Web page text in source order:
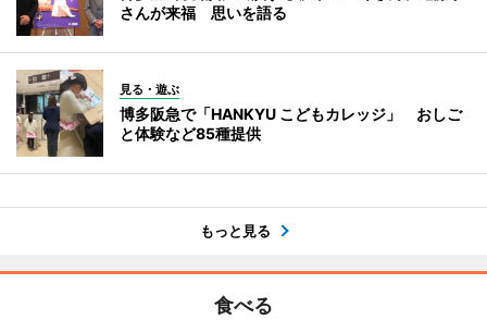
さんが来福 思いを語る
見る・遊ぶ
博多阪急で「HANKYU こどもカレッジ」 おしご
と体験など85種提供
もっと見る
食べる